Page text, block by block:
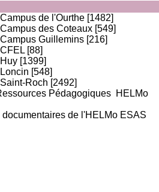
de l'Ourthe [1482]
des Coteaux [549]
Guillemins [216]
[88]
[1399]
[548]
Roch [2492]
Pédagogiques HELMo
de l'HELMo ESAS